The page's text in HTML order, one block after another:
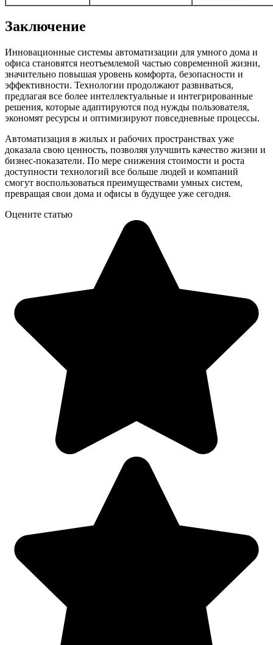
Заключение
Инновационные системы автоматизации для умного дома и
офиса становятся неотъемлемой частью современной жизни,
значительно повышая уровень комфорта, безопасности и
эффективности. Технологии продолжают развиваться,
предлагая все более интеллектуальные и интегрированные
решения, которые адаптируются под нужды пользователя,
экономят ресурсы и оптимизируют повседневные процессы.
Автоматизация в жилых и рабочих пространствах уже
доказала свою ценность, позволяя улучшить качество жизни и
бизнес-показатели. По мере снижения стоимости и роста
доступности технологий все больше людей и компаний
смогут воспользоваться преимуществами умных систем,
превращая свои дома и офисы в будущее уже сегодня.
Оцените статью